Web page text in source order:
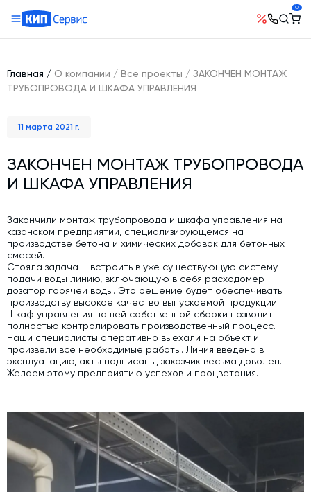
0
Бетонные заводы (БСУ, РБУ)
Автоматизация бетонного завода (АСУ ТП)
Гибкие шнеки для сыпучих материалов
Склады инертных материалов
Силосы для цемента и обвязка
Растариватели Биг-Бегов
Пневмотранспорт
Тепловое оборудование
Дозаторы для бетонных заводов
Затворы для силосов и дозаторов
Промышленные фильтры и комплектующие
Оборудование для производства ЖБИ
Пневмооборудование
Телескопические загрузчики
Датчики
География поставок
Руководство
Сотрудничество
Сертификаты
Ответы на вопросы
Условия труда
Контакты
Главная / О компании / Все проекты / ЗАКОНЧЕН МОНТАЖ
ТРУБОПРОВОДА И ШКАФА УПРАВЛЕНИЯ
11 марта 2021 г.
ЗАКОНЧЕН МОНТАЖ ТРУБОПРОВОДА
И ШКАФА УПРАВЛЕНИЯ
Закончили монтаж трубопровода и шкафа управления на
казанском предприятии, специализирующемся на
производстве бетона и химических добавок для бетонных
смесей.
Стояла задача – встроить в уже существующую систему
подачи воды линию, включающую в себя расходомер-
дозатор горячей воды. Это решение будет обеспечивать
производству высокое качество выпускаемой продукции.
Шкаф управления нашей собственной сборки позволит
полностью контролировать производственный процесс.
Наши специалисты оперативно выехали на объект и
произвели все необходимые работы. Линия введена в
эксплуатацию, акты подписаны, заказчик весьма доволен.
Желаем этому предприятию успехов и процветания.